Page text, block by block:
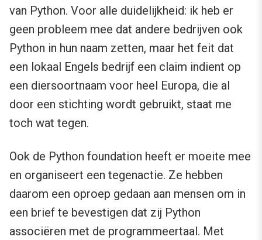
van Python. Voor alle duidelijkheid: ik heb er
geen probleem mee dat andere bedrijven ook
Python in hun naam zetten, maar het feit dat
een lokaal Engels bedrijf een claim indient op
een diersoortnaam voor heel Europa, die al
door een stichting wordt gebruikt, staat me
toch wat tegen.
Ook de Python foundation heeft er moeite mee
en organiseert een tegenactie. Ze hebben
daarom een oproep gedaan aan mensen om in
een brief te bevestigen dat zij Python
associëren met de programmeertaal. Met